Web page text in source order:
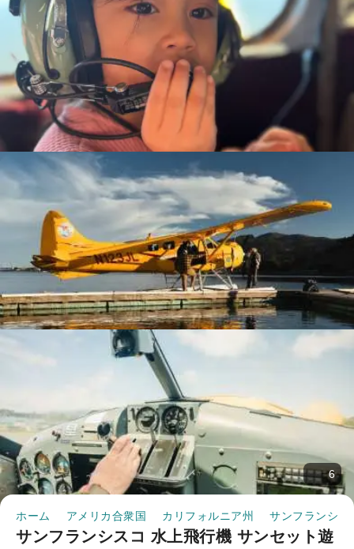
6
ホーム アメリカ合衆国 カリフォルニア州 サンフランシス
サンフランシスコ 水上飛行機 サンセット遊